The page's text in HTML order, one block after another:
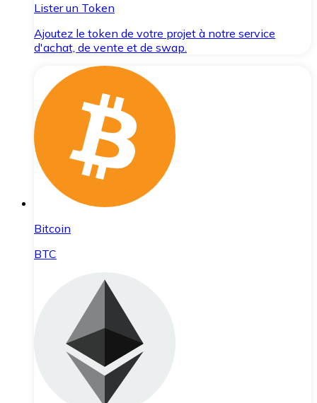
Lister un Token
Ajoutez le token de votre projet à notre service
d'achat, de vente et de swap.
Bitcoin
BTC